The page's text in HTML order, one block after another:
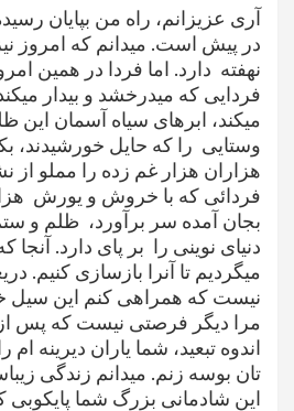
آری عزیزانم، راه من بپایان
در پیش است. میدانم که امروز
نهفته دارد. اما فردا در همین
فردایی که میدرخشد و بیدار
میکند، ابرهای سیاه‌ آسمان
وستایی را که حایل خورشیدند،
هزاران هزار غم زده را مملو از
فردائی که با خروش و یورش
بجان آمده سر برآورد، ظلم و
دنیای نوینی را بر پای دارد. آنجا
میگردیم تا آنرا بازسازی کنیم.
نیست که همراهی کنم این سیل
مرا دیگر فرصتی نیست که پس
اندوه تبعید، شما یاران دیرینه ام
تان بوسه زنم. میدانم زندگی
این شادمانی بزرگ شما پایکوبی